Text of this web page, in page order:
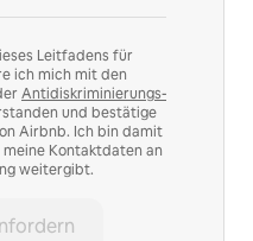
Leitfadens für
ich mich mit den
Antidiskriminierungs-
und bestätige
Airbnb. Ich bin damit
Kontaktdaten an
weitergibt.